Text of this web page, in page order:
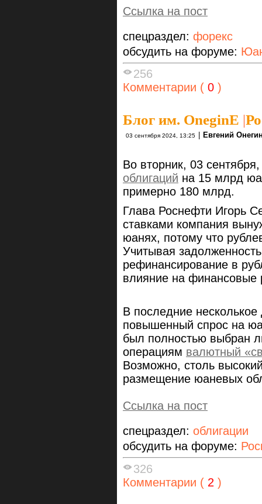
Ссылка на пост
спецраздел: форекс
обсудить на форуме:
256
Комментарии ( 0 )
Блог им. OneginE |
03 сентября 2024, 13:25 Евгений
Во вторник, 03
облигаций на 15 млрд
примерно 180 млрд.
Глава Роснефти Игорь
ставками компания
юанях, потому что
Учитывая
рефинансирование в
влияние на финансовые
В последние
повышенный спрос на
был полностью выбран
операциям валютный
Возможно, столь
размещение юаневых
Ссылка на пост
спецраздел: облигации
обсудить на форуме:
326
Комментарии ( 2 )